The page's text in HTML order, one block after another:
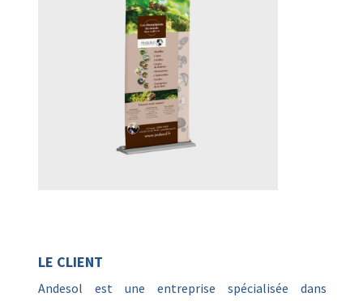
LE CLIENT
Andesol est une entreprise spécialisée dans